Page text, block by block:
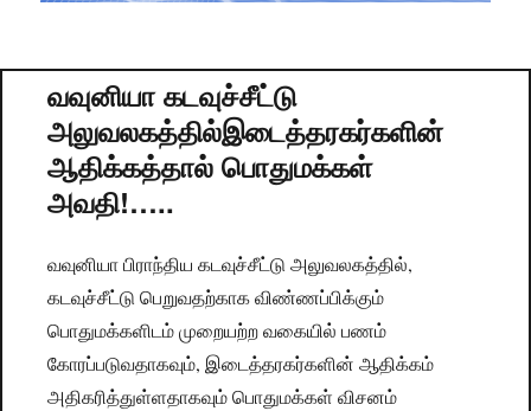
வவுனியா கடவுச்சீட்டு
அலுவலகத்தில்இடைத்தரகர்களின்
ஆதிக்கத்தால் பொதுமக்கள்
அவதி!…..
வவுனியா பிராந்திய கடவுச்சீட்டு அலுவலகத்தில்,
கடவுச்சீட்டு பெறுவதற்காக விண்ணப்பிக்கும்
பொதுமக்களிடம் முறையற்ற வகையில் பணம்
கோரப்படுவதாகவும், இடைத்தரகர்களின் ஆதிக்கம்
அதிகரித்துள்ளதாகவும் பொதுமக்கள் விசனம்